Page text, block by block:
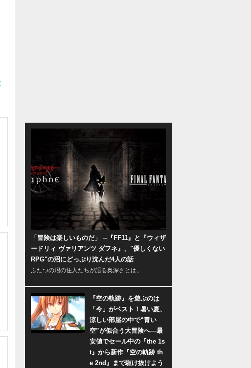
「冒険は楽しいものだ」 ─『FF11』と『ウィザ
ードリィ ヴァリアンツ ダフネ』、"優しくない
RPG"の沼にどっぷり沈んだ4人の話
ふたつの沼の住人たちが語る奥深さとは。
『空の軌跡』を遊ぶのは
「今」がベスト！暑い夏、
涼しい部屋の中で“青い
空”が似合う大冒険へ―最
安値でセール中の『the 1s
t』から新作『空の軌跡 th
e 2nd』まで駆け抜けよう